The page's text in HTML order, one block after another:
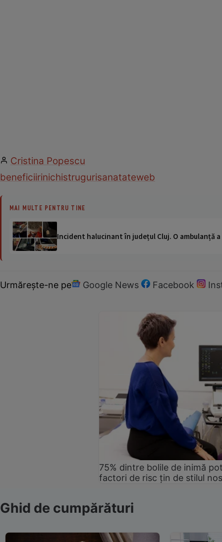
Cristina Popescu
beneficiirinichistrugurisanatateweb
MAI MULTE PENTRU TINE
Incident halucinant în județul Cluj. O ambulanță
Urmărește-ne pe Google News Facebook
75% dintre bolile de inimă
factori de risc țin de stilul
Ghid de cumpărături